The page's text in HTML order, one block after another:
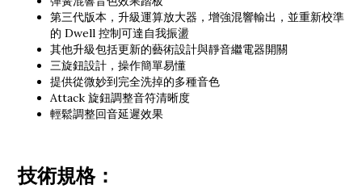
第三代版本，升級運算放大器，增強混響輸出，並重新校準
的 Dwell 控制可達自我振盪
其他升級包括更新的藝術設計與靜音繼電器開關
三旋鈕設計，操作簡單易懂
提供從微妙到完全洗掉的多種音色
Attack 旋鈕調整音符清晰度
輕鬆調整回音延遲效果
技術規格：